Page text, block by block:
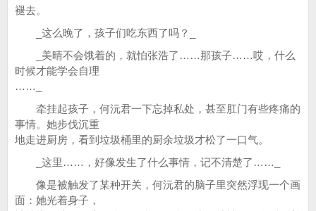
褪去。
_这么晚了，孩子们吃东西了吗？_
_美晴不会饿着的，就怕张浩了……那孩子……哎，什么
时候才能学会自理
……_
牵挂起孩子，何沅君一下忘掉私处，甚至肛门有些疼痛的
事情。她步伐沉重
地走进厨房，看到垃圾桶里的厨余垃圾才松了一口气。
_这里……，好像发生了什么事情，记不清楚了……_
像是被触发了某种开关，何沅君的脑子里突然浮现一个画
面：她光着身子，